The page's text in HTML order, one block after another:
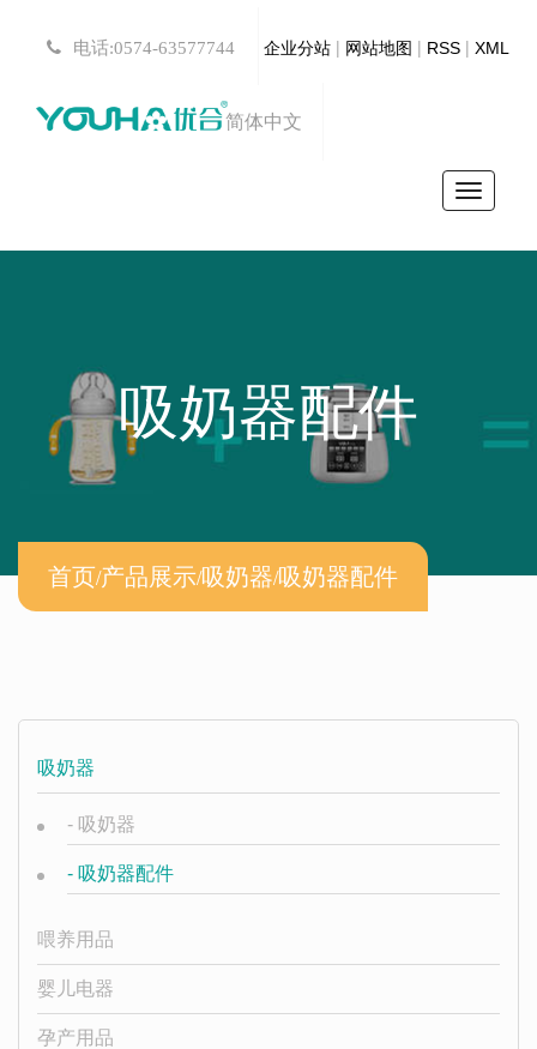
电话:0574-63577744 企业分站 | 网站地图 | RSS | XML
简体中文
Toggle
吸奶器配件
首页/产品展示/吸奶器/吸奶器配件
吸奶器
- 吸奶器
- 吸奶器配件
喂养用品
婴儿电器
孕产用品